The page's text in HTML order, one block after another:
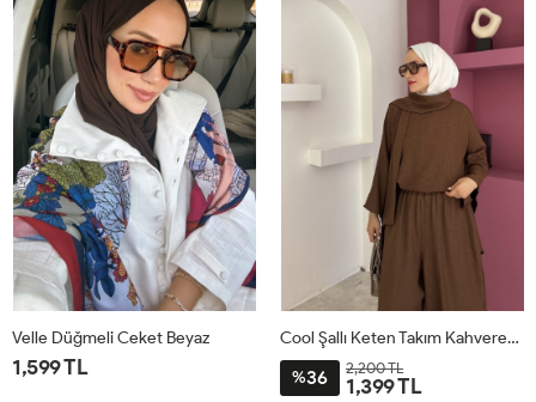
Velle Düğmeli Ceket Beyaz
1,599 TL
Cool Şallı Keten Takım Kahverengi
%36 2,200 TL
1,399 TL